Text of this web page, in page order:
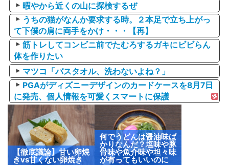
暇やから近くの山に探検するぜ
うちの猫がなんか要求する時。２本足で立ち上がっ
て下僕の肩に両手をかけ・・・【再】
筋トレしてコンビニ前でたむろするガキにビビらん
体を作りたい
マツコ「バスタオル、洗わないよね？」
PGAがディズニーデザインのカードケースを8月7日
に発売、個人情報を可愛くスマートに保護
【徹底議論】甘い卵焼
きvs甘くない卵焼き
何でうどんは醤油味ば
かりなんだ？塩味や豚
骨味や魚介味や坦々味
が有ってもいいのに